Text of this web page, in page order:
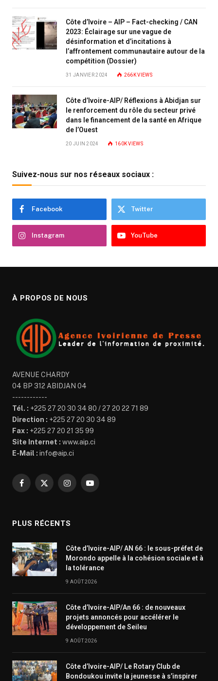
Côte d’Ivoire – AIP – Fact-checking / CAN
2023: Éclairage sur une vague de
désinformation et d’incitations à
l’affrontement communautaire autour de la
compétition (Dossier)
31 JANVIER 2024 266KVIEWS
Côte d’Ivoire-AIP/ Réflexions à Abidjan sur
le renforcement du rôle du secteur privé
dans le financement de la santé en Afrique
de l’Ouest
20 JUIN 2024 160KVIEWS
Suivez-nous sur nos réseaux sociaux :
Facebook Twitter
Instagram YouTube
À PROPOS DE NOUS
AVENUE CHARDY
04 BP 312 ABIDJAN 04
------------
Tél. : +225 27 20 30 34 80 / 27 20 22 71 89
Direction : +225 27 20 30 34 89
Fax : +225 27 20 21 35 99
Site Internet : www.aip.ci
E-Mail : info@aip.ci
Facebook
X
InstagramYouTube
PLUS RÉCENTS
Côte d’Ivoire-AIP/ AN 66 : le sous-préfet de
Morondo appelle à la cohésion sociale et à
la tolérance
9 AOÛT 2026
Côte d’Ivoire-AIP/An 66 : de nouveaux
projets annoncés pour accélérer le
développement de Seileu
9 AOÛT 2026
Côte d’Ivoire-AIP/ Le Rotary Club de
Bondoukou invite la jeunesse à s’inspirer